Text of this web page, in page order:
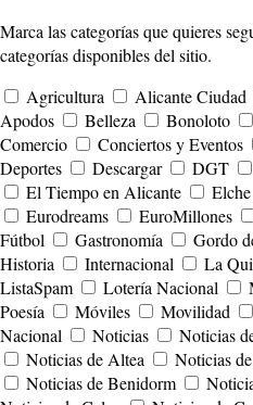
Marca las categorías que quieres
categorías disponibles del sitio.
Agricultura
Alicante Ciudad
Apodos
Belleza Bonoloto
Comercio
Conciertos y Eventos
Deportes
Descargar DGT
El Tiempo en Alicante
Eurodreams
EuroMillones
Fútbol
Gastronomía Gordo
Historia
Internacional La
ListaSpam
Lotería Nacional
Poesía
Móviles Movilidad
Nacional
Noticias Noticias
Noticias de Altea
Noticias
Noticias de Benidorm